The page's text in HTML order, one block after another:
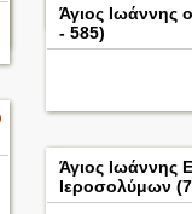
Άγιος Ιωάννης
- 585)
Άγιος Ιωάννης
Ιεροσολύμων